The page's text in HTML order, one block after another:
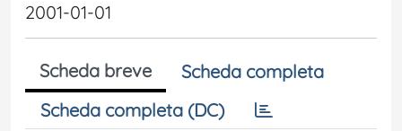
2001-01-01
Scheda breve
Scheda completa
Scheda completa (DC)